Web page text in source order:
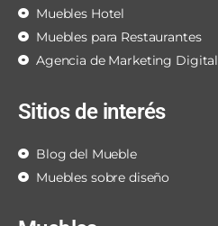
Muebles Hotel
Muebles para Restaurantes
Agencia de Marketing Digital
Sitios de interés
Blog del Mueble
Muebles sobre diseño